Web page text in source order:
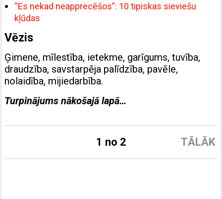
“Es nekad neapprecēšos”: 10 tipiskas sieviešu
kļūdas
Vēzis
Ģimene, mīlestība, ietekme, garīgums, tuvība,
draudzība, savstarpēja palīdzība, pavēle,
nolaidība, mijiedarbība.
Turpinājums nākošajā lapā…
TĀLĀK
1 no 2